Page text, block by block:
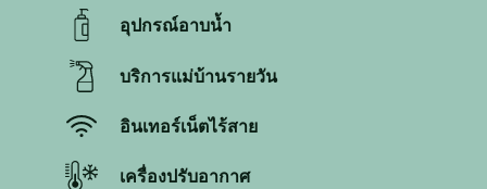
อุปกรณ์อาบน้ำ
บริการแม่บ้านรายวัน
อินเทอร์เน็ตไร้สาย
เครื่องปรับอากาศ